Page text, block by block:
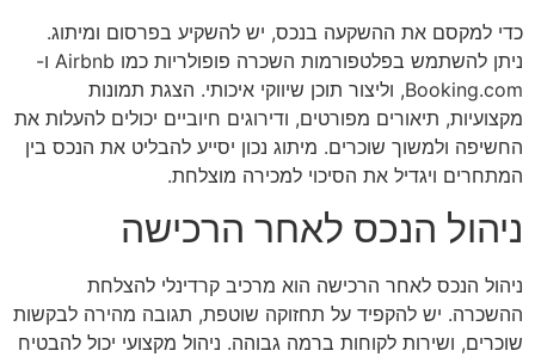
כדי למקסם את ההשקעה בנכס, יש להשקיע בפרסום ומיתוג.
ניתן להשתמש בפלטפורמות השכרה פופולריות כמו Airbnb ו-
Booking.com, וליצור תוכן שיווקי איכותי. הצגת תמונות
מקצועיות, תיאורים מפורטים, ודירוגים חיוביים יכולים להעלות את
החשיפה ולמשוך שוכרים. מיתוג נכון יסייע להבליט את הנכס בין
המתחרים ויגדיל את הסיכוי למכירה מוצלחת.
ניהול הנכס לאחר הרכישה
ניהול הנכס לאחר הרכישה הוא מרכיב קרדינלי להצלחת
ההשכרה. יש להקפיד על תחזוקה שוטפת, תגובה מהירה לבקשות
שוכרים, ושירות לקוחות ברמה גבוהה. ניהול מקצועי יכול להבטיח